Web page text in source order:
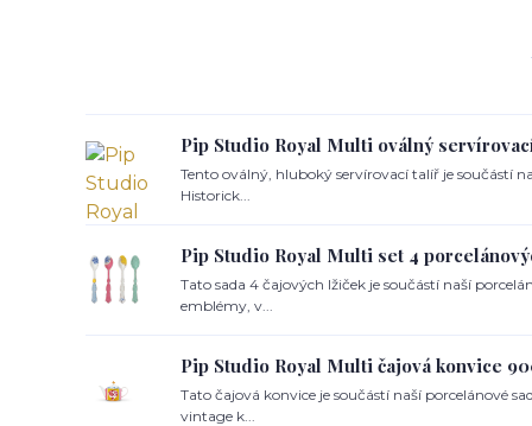
Pip Studio Royal Multi oválný
Tento oválný, hluboký servírovací talíř je součástí
Historick...
Pip Studio Royal Multi set 4
Tato sada 4 čajových lžiček je součástí naší
emblémy, v...
Pip Studio Royal Multi čajová konvice
Tato čajová konvice je součástí naší porcelánové
vintage k...